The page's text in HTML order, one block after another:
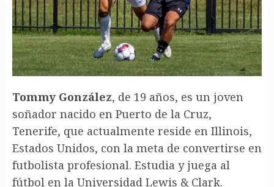
Tommy González, de 19 años, es un joven
soñador nacido en Puerto de la Cruz,
Tenerife, que actualmente reside en Illinois,
Estados Unidos, con la meta de convertirse en
futbolista profesional. Estudia y juega al
fútbol en la Universidad Lewis & Clark.